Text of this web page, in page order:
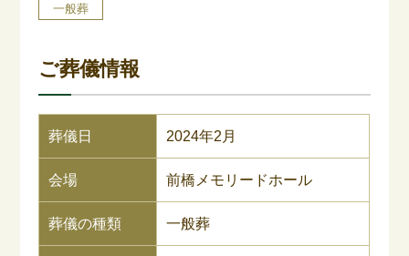
一般葬
ご葬儀情報
葬儀日 2024年2月
会場 前橋メモリードホール
葬儀の種類 一般葬